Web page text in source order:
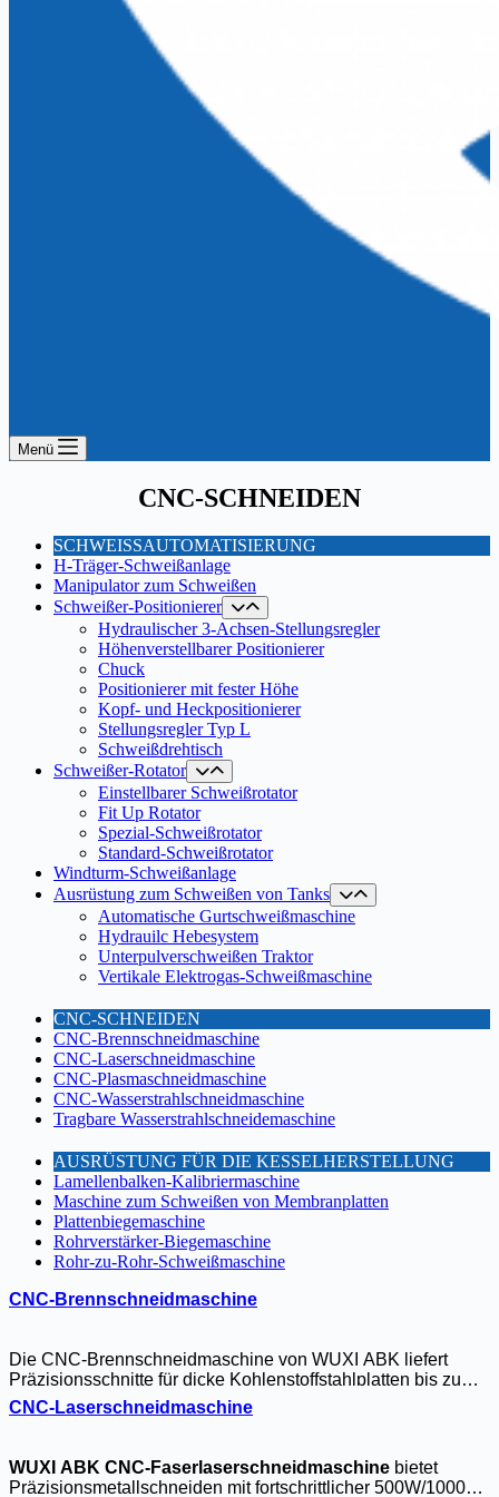
Menü
CNC-SCHNEIDEN
SCHWEISSAUTOMATISIERUNG
H-Träger-Schweißanlage
Manipulator zum Schweißen
Schweißer-Positionierer
Hydraulischer 3-Achsen-Stellungsregler
Höhenverstellbarer Positionierer
Chuck
Positionierer mit fester Höhe
Kopf- und Heckpositionierer
Stellungsregler Typ L
Schweißdrehtisch
Schweißer-Rotator
Einstellbarer Schweißrotator
Fit Up Rotator
Spezial-Schweißrotator
Standard-Schweißrotator
Windturm-Schweißanlage
Ausrüstung zum Schweißen von Tanks
Automatische Gurtschweißmaschine
Hydrauilc Hebesystem
Unterpulverschweißen Traktor
Vertikale Elektrogas-Schweißmaschine
CNC-SCHNEIDEN
CNC-Brennschneidmaschine
CNC-Laserschneidmaschine
CNC-Plasmaschneidmaschine
CNC-Wasserstrahlschneidmaschine
Tragbare Wasserstrahlschneidemaschine
AUSRÜSTUNG FÜR DIE KESSELHERSTELLUNG
Lamellenbalken-Kalibriermaschine
Maschine zum Schweißen von Membranplatten
Plattenbiegemaschine
Rohrverstärker-Biegemaschine
Rohr-zu-Rohr-Schweißmaschine
CNC-Brennschneidmaschine
Die CNC-Brennschneidmaschine von WUXI ABK liefert
Präzisionsschnitte für dicke Kohlenstoffstahlplatten bis zu
300 mm. Mit ihrer fortschrittlichen Gassteuerung und stabilen
Leistung gewährleistet sie saubere Schnitte mit minimaler
benutzerfreundliche CNC-System machen sie ideal für
schwere industrielle Anwendungen wie Schiffbau und
CNC-Laserschneidmaschine
WUXI ABK CNC-Faserlaserschneidmaschine bietet
Präzisionsmetallschneiden mit fortschrittlicher 500W/1000W